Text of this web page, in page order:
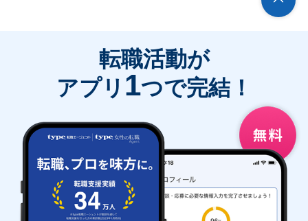
転職活動が
アプリ 1つで完結！